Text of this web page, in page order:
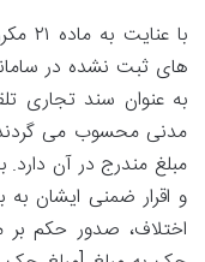
با عنایت به
های ثبت نشده در
به عنوان سند تجاری
مدنی محسوب می
مبلغ مندرج در آن
و اقرار ضمنی ایشان
اختلاف، صدور حکم بر